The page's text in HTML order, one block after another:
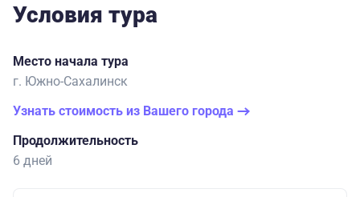
Условия тура
Место начала тура
г. Южно-Сахалинск
Узнать стоимость из Вашего города
Продолжительность
6 дней